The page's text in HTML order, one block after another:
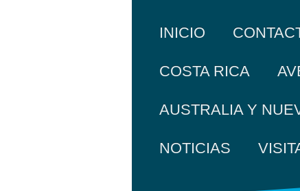
INICIO
COSTA RICA
AUSTRALIA Y
NOTICIAS